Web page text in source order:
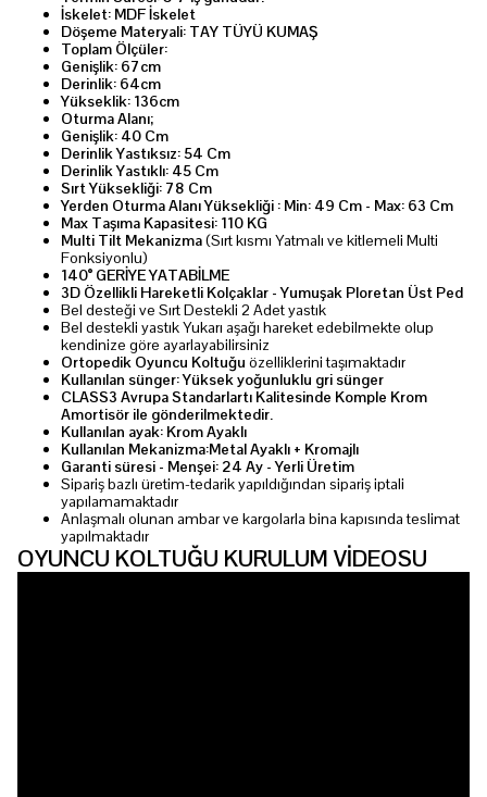
İskelet: MDF İskelet
Döşeme Materyali: TAY TÜYÜ KUMAŞ
Toplam Ölçüler:
Genişlik: 67cm
Derinlik: 64cm
Yükseklik: 136cm
Oturma Alanı;
Genişlik: 40 Cm
Derinlik Yastıksız: 54 Cm
Derinlik Yastıklı: 45 Cm
Sırt Yüksekliği: 78 Cm
Yerden Oturma Alanı Yüksekliği : Min: 49 Cm - Max: 63 Cm
Max Taşıma Kapasitesi: 110 KG
Multi Tilt Mekanizma(Sırt kısmı Yatmalı ve kitlemeli Multi
Fonksiyonlu)
140° GERİYE YATABİLME
3D Özellikli Hareketli Kolçaklar - Yumuşak Ploretan Üst Ped
Bel desteği ve Sırt Destekli 2 Adet yastık
Bel destekli yastık Yukarı aşağı hareket edebilmekte olup
kendinize göre ayarlayabilirsiniz
Ortopedik Oyuncu Koltuğu özelliklerini taşımaktadır
Kullanılan sünger: Yüksek yoğunluklu gri sünger
CLASS3 Avrupa Standarlartı Kalitesinde Komple Krom
Amortisör ile gönderilmektedir.
Kullanılan ayak: Krom Ayaklı
Kullanılan Mekanizma:Metal Ayaklı + Kromajlı
Garanti süresi - Menşei: 24 Ay - Yerli Üretim
Sipariş bazlı üretim-tedarik yapıldığından sipariş iptali
yapılamamaktadır
Anlaşmalı olunan ambar ve kargolarla bina kapısında teslimat
yapılmaktadır
OYUNCU KOLTUĞU KURULUM VİDEOSU